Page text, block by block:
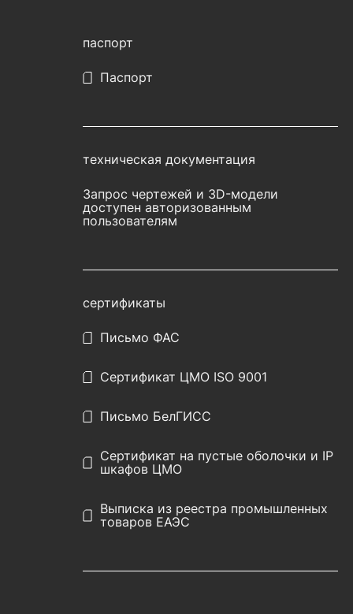
паспорт
Паспорт
техническая документация
Запрос чертежей и 3D-модели
доступен авторизованным
пользователям
сертификаты
Письмо ФАС
Сертификат ЦМО ISO 9001
Письмо БелГИСС
Сертификат на пустые оболочки и IP
шкафов ЦМО
Выписка из реестра промышленных
товаров ЕАЭС